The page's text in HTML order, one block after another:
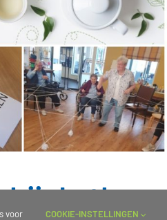
bij de thee
voor
COOKIE-INSTELLINGEN